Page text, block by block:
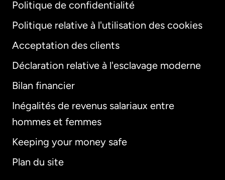
Politique de confidentialité
Politique relative à l'utilisation des cookies
Acceptation des clients
Déclaration relative à l'esclavage moderne
Bilan financier
Inégalités de revenus salariaux entre
hommes et femmes
Keeping your money safe
Plan du site
International
Allemagne